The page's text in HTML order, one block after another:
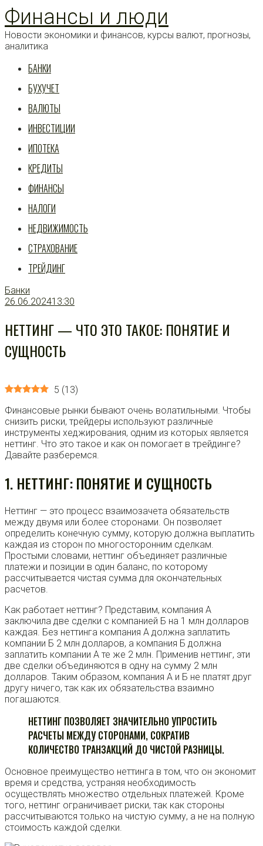
Перейти
к
статье
Финансы и люди
Новости экономики и финансов, курсы валют, прогнозы,
аналитика
БАНКИ
БУХУЧЕТ
ВАЛЮТЫ
ИНВЕСТИЦИИ
ИПОТЕКА
КРЕДИТЫ
ФИНАНСЫ
НАЛОГИ
НЕДВИЖИМОСТЬ
СТРАХОВАНИЕ
ТРЕЙДИНГ
Банки
26.06.202413:30
НЕТТИНГ — ЧТО ЭТО ТАКОЕ: ПОНЯТИЕ И
СУЩНОСТЬ
5 (13)
Финансовые рынки бывают очень волатильными. Чтобы
снизить риски, трейдеры используют различные
инструменты хеджирования, одним из которых является
неттинг. Что это такое и как он помогает в трейдинге?
Давайте разберемся.
1. НЕТТИНГ: ПОНЯТИЕ И СУЩНОСТЬ
Неттинг — это процесс взаимозачета обязательств
между двумя или более сторонами. Он позволяет
определить конечную сумму, которую должна выплатить
каждая из сторон по многосторонним сделкам.
Простыми словами, неттинг объединяет различные
платежи и позиции в один баланс, по которому
рассчитывается чистая сумма для окончательных
расчетов.
Как работает неттинг? Представим, компания А
заключила две сделки с компанией Б на 1 млн долларов
каждая. Без неттинга компания А должна заплатить
компании Б 2 млн долларов, а компания Б должна
заплатить компании А те же 2 млн. Применив неттинг, эти
две сделки объединяются в одну на сумму 2 млн
долларов. Таким образом, компания А и Б не платят друг
другу ничего, так как их обязательства взаимно
погашаются.
НЕТТИНГ ПОЗВОЛЯЕТ ЗНАЧИТЕЛЬНО УПРОСТИТЬ
РАСЧЕТЫ МЕЖДУ СТОРОНАМИ, СОКРАТИВ
КОЛИЧЕСТВО ТРАНЗАКЦИЙ ДО ЧИСТОЙ РАЗНИЦЫ.
Основное преимущество неттинга в том, что он экономит
время и средства, устраняя необходимость
осуществлять множество отдельных платежей. Кроме
того, неттинг ограничивает риски, так как стороны
рассчитываются только на чистую сумму, а не на полную
стоимость каждой сделки.